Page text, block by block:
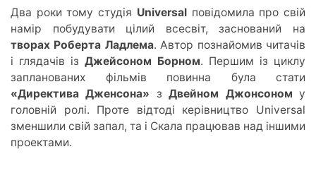
Два роки тому студія Universalповідомила про свій
намір побудувати цілий всесвіт, заснований на
творах Роберта Ладлема. Автор познайомив читачів
і глядачів із Джейсоном Борном. Першим із циклу
запланованих фільмів повинна була стати
«Директива Дженсона» зДвейном Джонсоном у
головній ролі. Проте відтоді керівництво Universal
зменшили свій запал, та і Скала працював над іншими
проектами.